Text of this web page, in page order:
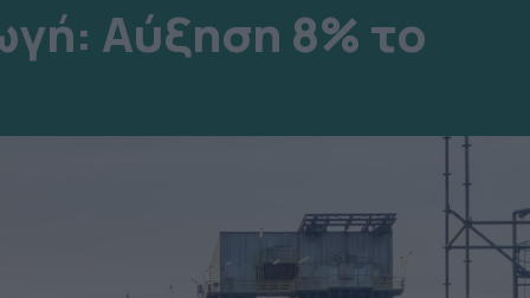
Αύξηση 8% το